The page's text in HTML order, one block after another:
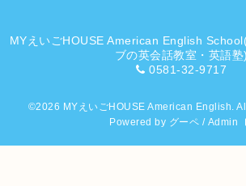
MYえいごHOUSE American English
ブの英会話教室・英語塾)
0581-32-9717
©2026 MYえいごHOUSE American English .
Powered by グーペ / Admin